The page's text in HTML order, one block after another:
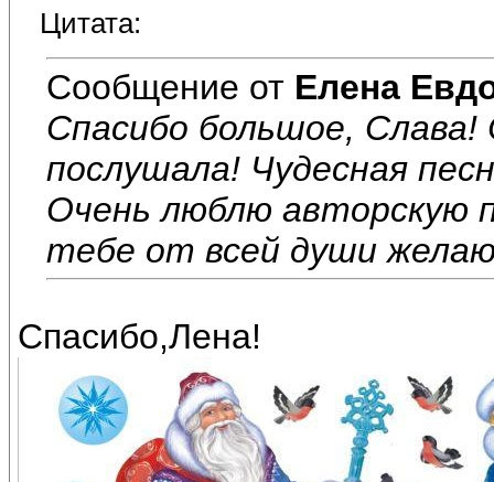
Цитата:
Сообщение от Елена
Спасибо большое,
послушала! Чудесная
Очень люблю авторскую
тебе от всей души
Спасибо,Лена!